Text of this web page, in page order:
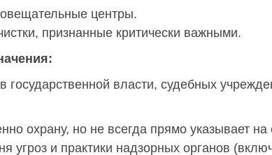
центры.
признанные критически важными.
государственной власти, судебных
охрану, но не всегда прямо указывает на
угроз и практики надзорных органов